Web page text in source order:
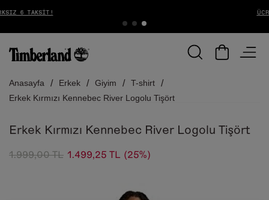
Anasayfa Erkek Giyim
T-shirt
Erkek Kırmızı Kennebec River Logolu Tişört
Erkek Kırmızı Kennebec River Logolu Tişört
1.999,00 TL 1.499,25 TL (25%)